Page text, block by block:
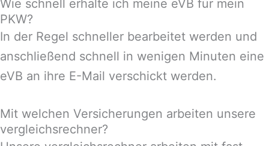
Wie schnell erhalte ich meine eVB für mein
PKW?
In der Regel schneller bearbeitet werden und
anschließend schnell in wenigen Minuten eine
eVB an ihre E-Mail verschickt werden.
Mit welchen Versicherungen arbeiten unsere
vergleichsrechner?